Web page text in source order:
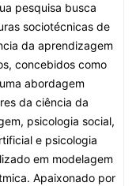
pesquisa busca
sociotécnicas de
da aprendizagem
concebidos como
abordagem
da ciência da
psicologia social,
e psicologia
em modelagem
Apaixonado por